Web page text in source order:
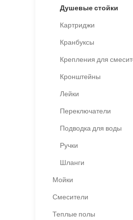
Душевые стойки
Картриджи
Кранбуксы
Крепления для
Кронштейны
Лейки
Переключатели
Подводка для воды
Ручки
Шланги
Мойки
Смесители
Теплые полы